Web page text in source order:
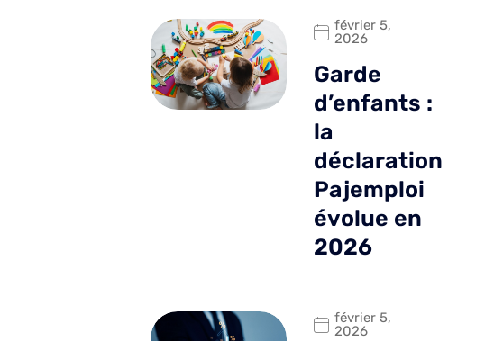
février 5,
2026
Garde
d’enfants :
la
déclaration
Pajemploi
évolue en
2026
février 5,
2026